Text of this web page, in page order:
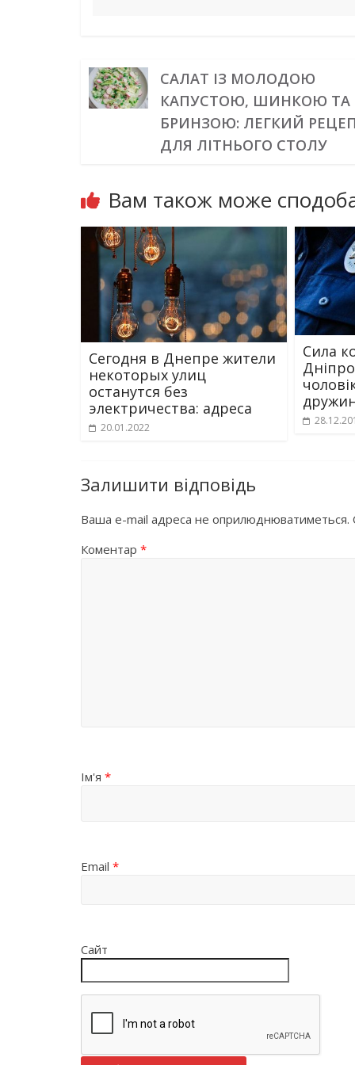
САЛАТ ІЗ МОЛОДОЮ
КАПУСТОЮ, ШИНКОЮ ТА
БРИНЗОЮ: ЛЕГКИЙ
ДЛЯ ЛІТНЬОГО СТОЛУ
Вам також може
Сегодня в Днепре жители
некоторых улиц
останутся без
электричества: адреса
20.01.2022
Сила
Залишити відповідь
Ваша e-mail адреса не оприлюднюватиметься.
Коментар *
Ім'я *
Email *
Сайт